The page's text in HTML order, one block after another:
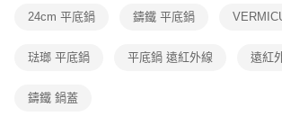
24cm 平底鍋 鑄鐵 平底鍋
琺瑯 平底鍋 平底鍋 遠紅外線 遠紅
鑄鐵 鍋蓋